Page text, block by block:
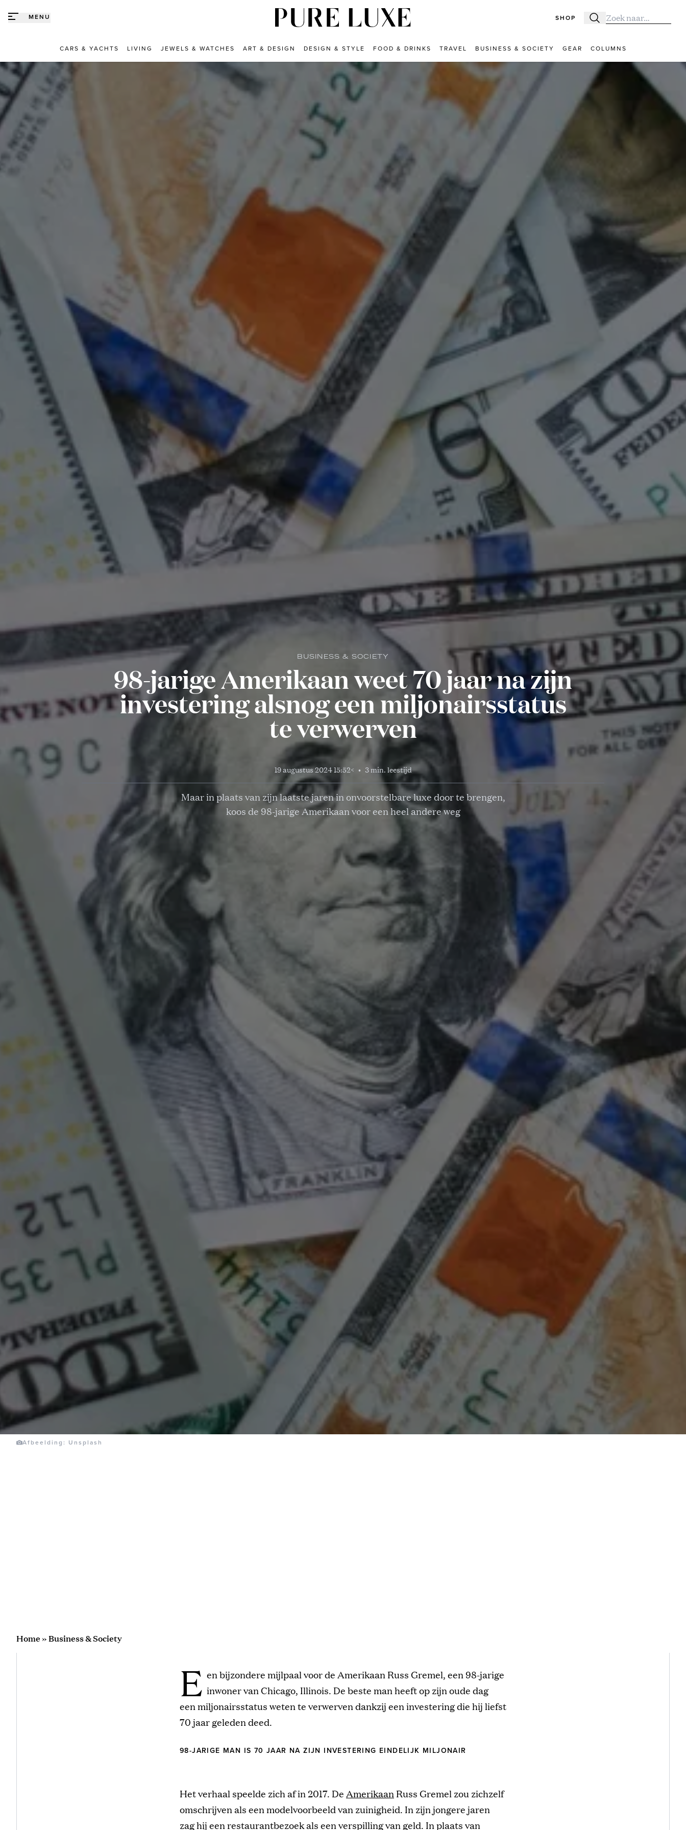
MENU SHOP Zoeken
Zoek naar:
CARS & YACHTS LIVING JEWELS & WATCHES ART & DESIGN DESIGN & STYLE FOOD & DRINKS TRAVEL BUSINESS & SOCIETY GEAR COLUMNS
BUSINESS & SOCIETY
98-jarige Amerikaan weet 70 jaar na zijn
investering alsnog een miljonairsstatus
te verwerven
19 augustus 2024 15:52< • 3 min. leestijd
Maar in plaats van zijn laatste jaren in onvoorstelbare luxe door te brengen,
koos de 98-jarige Amerikaan voor een heel andere weg
Afbeelding: Unsplash
Home»Business & Society
E en bijzondere mijlpaal voor de Amerikaan Russ Gremel, een 98-jarige
inwoner van Chicago, Illinois. De beste man heeft op zijn oude dag
een miljonairsstatus weten te verwerven dankzij een investering die hij liefst
70 jaar geleden deed.
98-JARIGE MAN IS 70 JAAR NA ZIJN INVESTERING EINDELIJK MILJONAIR
Het verhaal speelde zich af in 2017. De Amerikaan Russ Gremel zou zichzelf
omschrijven als een modelvoorbeeld van zuinigheid. In zijn jongere jaren
zag hij een restaurantbezoek als een verspilling van geld. In plaats van